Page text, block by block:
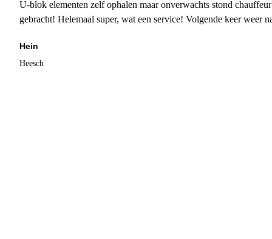
U-blok elementen zelf ophalen maar onverwachts stond
gebracht! Helemaal super, wat een service! Volgende keer weer
Hein
Heesch